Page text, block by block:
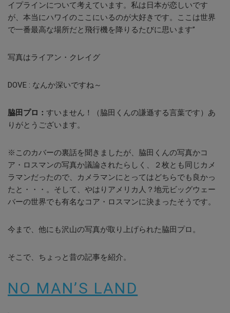
イプラインについて考えています。 私は日本が恋しいです
が、本当にハワイのここにいるのが大好きです。ここは世界
で一番最高な場所だと飛行機を降りるたびに思います”
写真はライアン・クレイグ
DOVE : なんか深いですね～
脇田プロ： すいません！（脇田くんの謙遜する言葉です）あ
りがとうございます。
※このカバーの裏話を聞きましたが、脇田くんの写真かコ
ア・ロスマンの写真か議論されたらしく、２枚とも同じカメ
ラマンだったので、カメラマンにとってはどちらでも良かっ
たと・・・。そして、やはりアメリカ人？地元ビッグウェー
バーの世界でも有名なコア・ロスマンに決まったそうです。
今まで、他にも沢山の写真が取り上げられた脇田プロ。
そこで、ちょっと昔の記事を紹介。
NO MAN’S LAND